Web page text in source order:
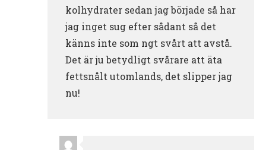
kolhydrater sedan jag började så har
jag inget sug efter sådant så det
känns inte som ngt svårt att avstå.
Det är ju betydligt svårare att äta
fettsnålt utomlands, det slipper jag
nu!